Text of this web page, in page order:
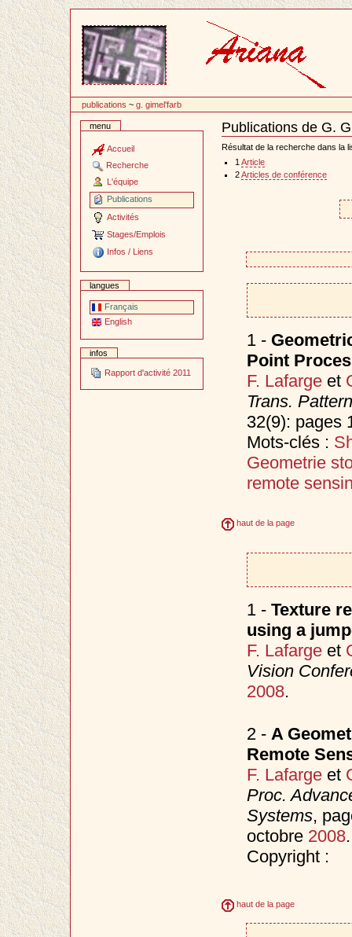
contenu
publications ~g. gimel'farb
menu
Accueil
Recherche
L'équipe
Publications
Activités
Stages/Emplois
Infos / Liens
langues
Français
English
infos
Rapport d'activité 2011
Publications de G.
Document
Actions
Résultat de la recherche dans la
1 Article
2Articles de conférence
1 -
Point
F. Lafargeet
Trans.
32(9): pages
Mots-clés :
Geometrie
remote
haut de la page
1 - Texture
using a
F. Lafargeet
Vision
2008.
2 - A
Remote
F. Lafargeet
Proc.
Systems,
octobre 2008.
Copyright :
haut de la page